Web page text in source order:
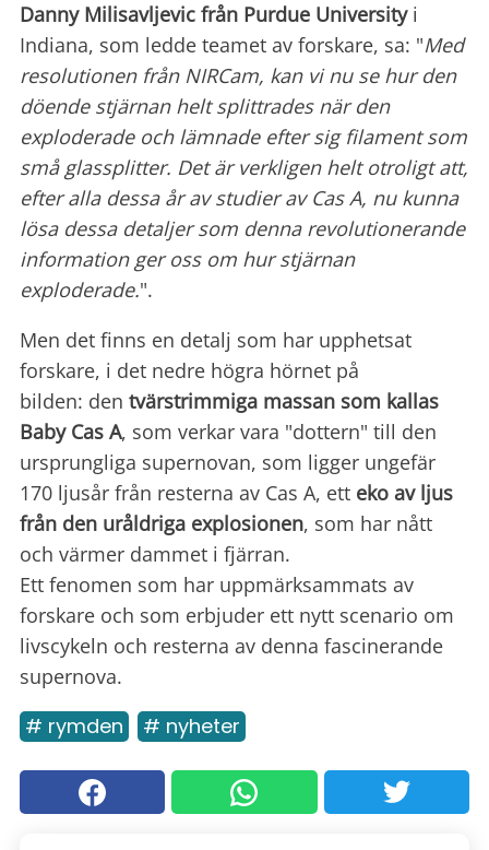
Danny Milisavljevic från Purdue University i
Indiana, som ledde teamet av forskare, sa: "Med
resolutionen från NIRCam, kan vi nu se hur den
döende stjärnan helt splittrades när den
exploderade och lämnade efter sig filament som
små glassplitter. Det är verkligen helt otroligt att,
efter alla dessa år av studier av Cas A, nu kunna
lösa dessa detaljer som denna revolutionerande
information ger oss om hur stjärnan
exploderade.".
Men det finns en detalj som har upphetsat
forskare, i det nedre högra hörnet på
bilden: den tvärstrimmiga massan som kallas
Baby Cas A, som verkar vara "dottern" till den
ursprungliga supernovan, som ligger ungefär
170 ljusår från resterna av Cas A, ett eko av ljus
från den uråldriga explosionen, som har nått
och värmer dammet i fjärran.
Ett fenomen som har uppmärksammats av
forskare och som erbjuder ett nytt scenario om
livscykeln och resterna av denna fascinerande
supernova.
# rymden # nyheter